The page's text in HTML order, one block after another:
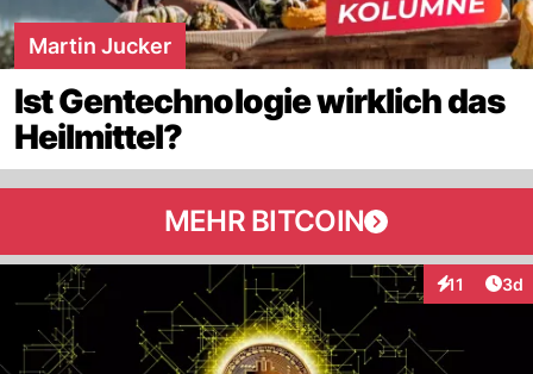
Martin Jucker
Ist Gentechnologie wirklich das
Heilmittel?
MEHR BITCOIN
11 3d